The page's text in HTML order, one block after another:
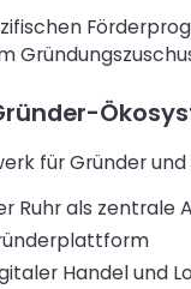
für Gründer
Ruhr als
Handel und